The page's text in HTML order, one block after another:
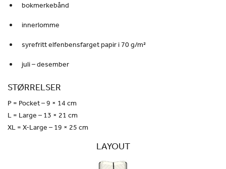
bokmerkebånd
innerlomme
syrefritt elfenbensfarget papir i 70 g/m²
juli – desember
STØRRELSER
P = Pocket – 9 × 14 cm
L = Large – 13 × 21 cm
XL = X-Large – 19 × 25 cm
LAYOUT